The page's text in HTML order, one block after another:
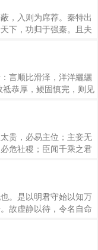
其此之谓乎！臣闻之
正者亡，以逆攻顺者
仓空虚，悉其士民，张
后，而却走不能死也，
也。言赏则不与，言罚
死也。今秦出
，入则为席荐。秦特出
下，功归于强秦。且夫
从徒，欲赘天下之兵，
西面行其意，非一日之
之韩，则天下明赵氏之
应天下四击，主辱臣
一年而灭，拔一城而
兵矣。韩叛，则魏应
以韩、魏资赵
言顺比滑泽，洋洋纚纚
恭厚，鲠固慎完，则见
，则见以为刿 而不辩。
为谮而不让。闳大广
无用。家计小谈，以具
，辞不悖逆，则见以为
史。殊释文学，以质信
道法往古，则见以为
患也。 故度量虽
贵，必易主位；主妾无
危社稷；臣闻千乘之君
其侧，以徒其威而倾其
。是故诸候之博大，天
之败也。将相之管主而
莫如身之至贵也，位之
。故曰：人主不能用其
之所识也。 昔者纣之
。是以明君守始以知万
故虚静以待，令名自命
形名参同，君乃无事
其所欲，君见其所欲，